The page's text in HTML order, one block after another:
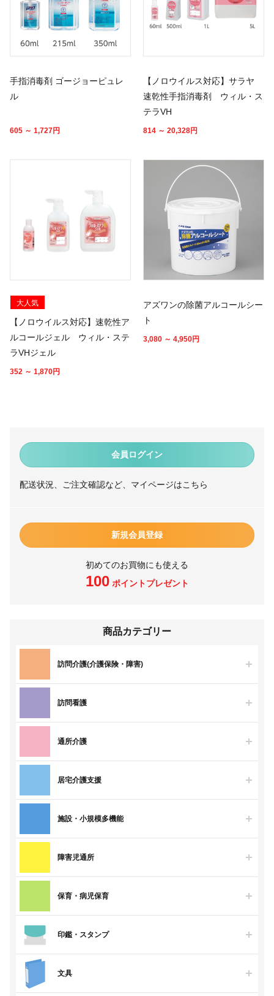
会員ログイン
配送状況、ご注文確認など、マイページはこちら
新規会員登録
初めてのお買物にも使える
100ポイントプレゼント
商品カテゴリー
訪問介護(介護保険・障害)
訪問看護
通所介護
居宅介護支援
施設・小規模多機能
障害児通所
保育・病児保育
印鑑・スタンプ
文具
手指消毒剤 ゴージョーピュレ
ル
605 ～ 1,727円
【ノロウイルス対応】サラヤ
速乾性手指消毒剤 ウィル・ス
テラVH
814 ～ 20,328円
大人気
【ノロウイルス対応】速乾性ア
ルコールジェル ウィル・ステ
ラVHジェル
352 ～ 1,870円
アズワンの除菌アルコールシー
ト
3,080 ～ 4,950円